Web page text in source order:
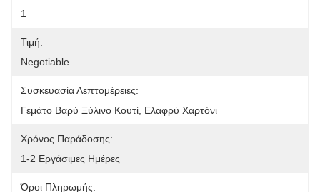
1
Τιμή:
Negotiable
Συσκευασία Λεπτομέρειες:
Γεμάτο Βαρύ Ξύλινο Κουτί, Ελαφρύ Χαρτόνι
Χρόνος Παράδοσης:
1-2 Εργάσιμες Ημέρες
Όροι Πληρωμής: